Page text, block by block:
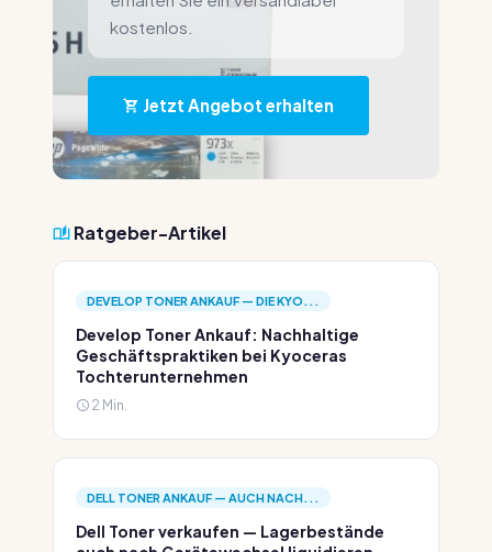
kostenlos.
Jetzt Angebot erhalten
Ratgeber-Artikel
DEVELOP TONER ANKAUF — DIE KYO...
Develop Toner Ankauf: Nachhaltige
Geschäftspraktiken bei Kyoceras
Tochterunternehmen
2 Min.
DELL TONER ANKAUF — AUCH NACH...
Dell Toner verkaufen — Lagerbestände